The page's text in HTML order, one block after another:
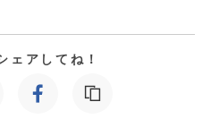
ェアしてね！